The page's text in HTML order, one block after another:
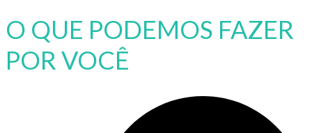
O QUE PODEMOS FAZER
POR VOCÊ